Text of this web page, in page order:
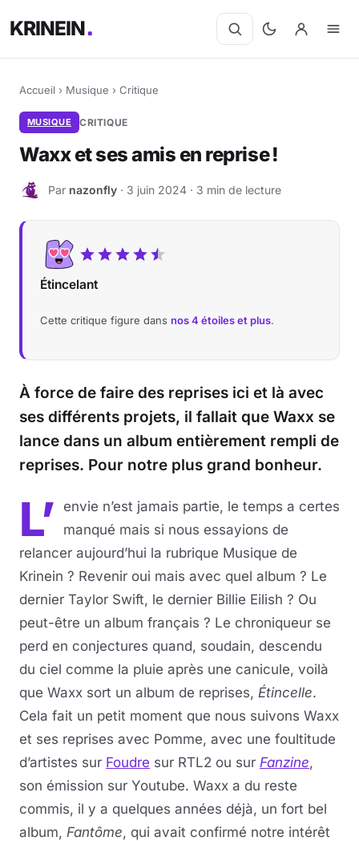
KRINEIN
Accueil › Musique › Critique
MUSIQUE CRITIQUE
Waxx et ses amis en reprise !
N Par nazonfly · 3 juin 2024 · 3 min de lecture
Étincelant
Cette critique figure dans nos 4 étoiles et plus.
À force de faire des reprises ici et là avec
ses différents projets, il fallait que Waxx se
lance dans un album entièrement rempli de
reprises. Pour notre plus grand bonheur.
L’
envie n’est jamais partie, le temps a certes
manqué mais si nous essayions de
relancer aujourd’hui la rubrique Musique de
Krinein ? Revenir oui mais avec quel album ? Le
dernier Taylor Swift, le dernier Billie Eilish ? Ou
peut-être un album français ? Le chroniqueur se
perd en conjectures quand, soudain, descendu
du ciel comme la pluie après une canicule, voilà
que Waxx sort un album de reprises, Étincelle.
Cela fait un petit moment que nous suivons Waxx
et ses reprises avec Pomme, avec une foultitude
d’artistes sur Foudre sur RTL2 ou sur Fanzine,
son émission sur Youtube. Waxx a du reste
commis, il y a quelques années déjà, un fort bel
album, Fantôme, qui avait confirmé notre intérêt